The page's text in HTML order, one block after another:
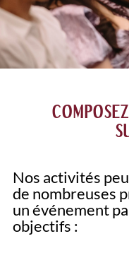
Nos activités
de nombreuses
un événement
objectifs :